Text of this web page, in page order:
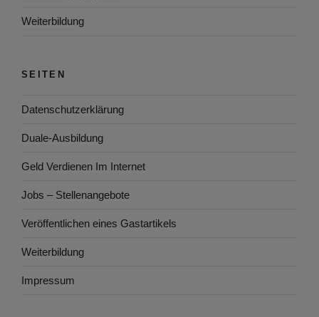
Weiterbildung
SEITEN
Datenschutzerklärung
Duale-Ausbildung
Geld Verdienen Im Internet
Jobs – Stellenangebote
Veröffentlichen eines Gastartikels
Weiterbildung
Impressum